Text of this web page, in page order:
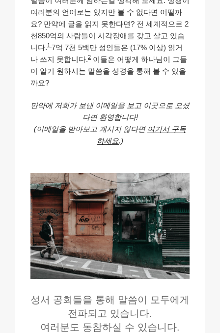
여러분의 언어로는 있지만 볼 수 없다면 어떨까
요? 만약에 글을 읽지 못한다면? 전 세계적으로 2
천850억의 사람들이 시각장애를 갖고 살고 있습
니다.1 7억 7천 5백만 성인들은 (17% 이상) 읽거
나 쓰지 못합니다.2 이들은 어떻게 하나님이 그들
이 알기 원하시는 말씀을 성경을 통해 볼 수 있을
까요?
만약에 저희가 보낸 이메일을 보고 이곳으로 오셨
다면 환영합니다!
(이메일을 받아보고 계시지 않다면 여기서 구독
하세요.)
성서 공회들을 통해 말씀이 모두에게
전파되고 있습니다.
여러분도 동참하실 수 있습니다.